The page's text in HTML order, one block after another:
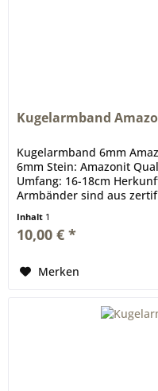
Kugelarmband
Kugelarmband 6mm
6mm Stein: Amazonit
Umfang: 16-18cm
Armbänder sind aus
Inhalt 1
10,00 € *
Merken